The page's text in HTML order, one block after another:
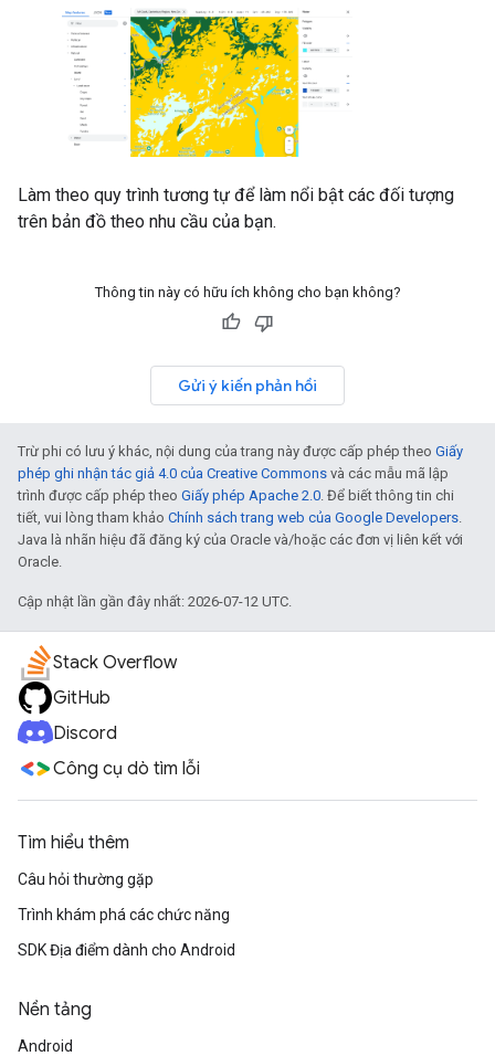
Làm theo quy trình tương tự để làm nổi bật các đối tượng
trên bản đồ theo nhu cầu của bạn.
Thông tin này có hữu ích không cho bạn không?
Gửi ý kiến phản hồi
Trừ phi có lưu ý khác, nội dung của trang này được cấp phép theo Giấy
phép ghi nhận tác giả 4.0 của Creative Commons và các mẫu mã lập
trình được cấp phép theo Giấy phép Apache 2.0 . Để biết thông tin chi
tiết, vui lòng tham khảo Chính sách trang web của Google Developers
Java là nhãn hiệu đã đăng ký của Oracle và/hoặc các đơn vị liên kết với
Oracle.
Cập nhật lần gần đây nhất: 2026-07-12 UTC.
Stack Overflow
GitHub
Discord
Công cụ dò tìm lỗi
Tìm hiểu thêm
Câu hỏi thường gặp
Trình khám phá các chức năng
SDK Địa điểm dành cho Android
Nền tảng
Android